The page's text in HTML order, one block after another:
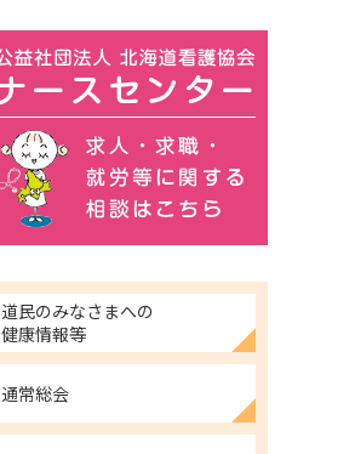
道民のみなさまへの
健康情報等
通常総会